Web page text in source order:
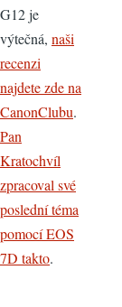
G12 je
výtečná, naši
recenzi
najdete zde na
CanonClubu.
Pan
Kratochvíl
zpracoval své
poslední téma
pomocí EOS
7D takto.